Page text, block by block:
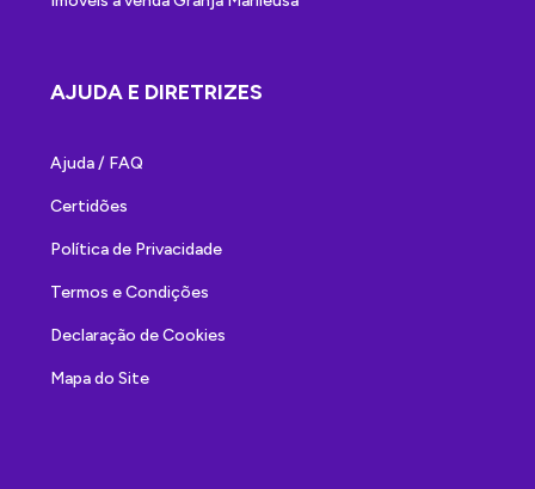
AJUDA E DIRETRIZES
Ajuda / FAQ
Certidões
Política de Privacidade
Termos e Condições
Declaração de Cookies
Mapa do Site